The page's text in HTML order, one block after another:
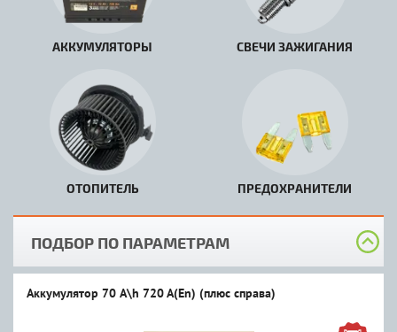
АККУМУЛЯТОРЫ СВЕЧИ ЗАЖИГАНИЯ
ОТОПИТЕЛЬ ПРЕДОХРАНИТЕЛИ
ПОДБОР ПО ПАРАМЕТРАМ
Аккумулятор 70 A\h 720 A(En) (плюс справа)